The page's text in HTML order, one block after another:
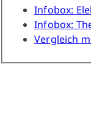
Infobox:
Infobox:
Vergleich